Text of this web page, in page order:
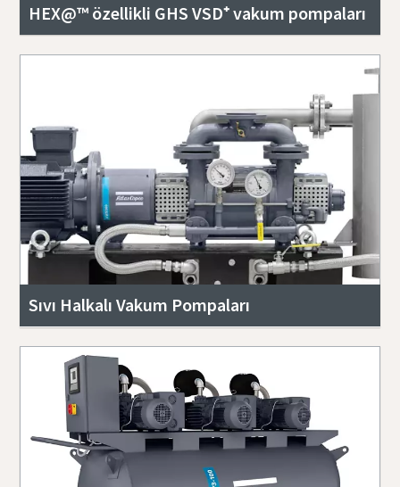
HEX@™ özellikli GHS VSD⁺ vakum pompaları
Sıvı Halkalı Vakum Pompaları